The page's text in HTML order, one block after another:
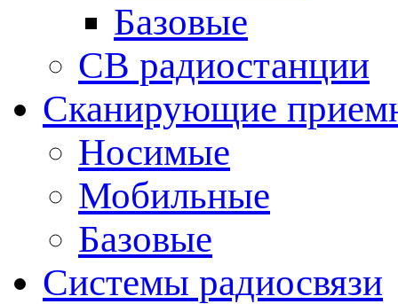
Базовые
CB радиостанции
Сканирующие
Носимые
Мобильные
Базовые
Системы радиосвязи